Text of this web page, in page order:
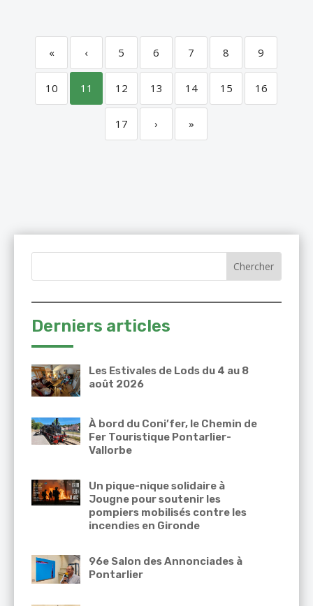
« ‹ 5 6 7 8 9
10 11 12 13 14 15 16
17 › »
Derniers articles
Les Estivales de Lods du 4 au 8
août 2026
À bord du Coni’fer, le Chemin de
Fer Touristique Pontarlier-
Vallorbe
Un pique-nique solidaire à
Jougne pour soutenir les
pompiers mobilisés contre les
incendies en Gironde
96e Salon des Annonciades à
Pontarlier